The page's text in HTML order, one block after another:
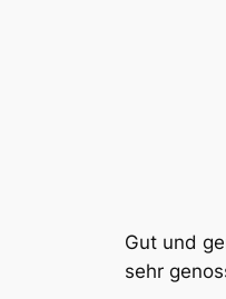
Gut und
sehr